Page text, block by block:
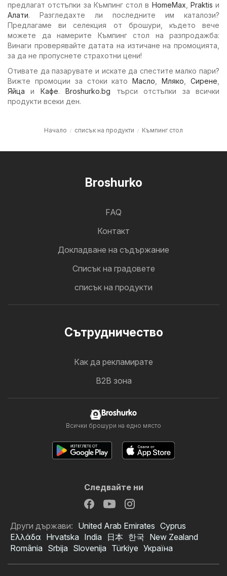
предлагат отстъпки за Къмпинг стол в HomeMax, Praktis и
Алати. Разгледахте ли последните им каталози?
Предлагаме ви селекция от брошури, където вече
можете да намерите Къмпинг стол на разпродажба:
Винаги проверявайте датата на изтичане на промоцията,
за да не пропуснете страхотни цени!
Отивате да пазарувате и искате да спестите малко пари?
Вижте промоции за стоки като
Масло, Мляко,Сирене,
Яйца и Кафе. Broshurko.bg търси отстъпки за всички
продукти всеки ден.
Начало списък на продукти Къмпинг стол
Broshurko
FAQ
Контакт
Докладване на съдържание
Cписък на градовете
списък на продукти
Cътрудничество
Как да рекламирате
B2B зона
Broshurko
Всички брошури на едно място
Следвайте ни
Други държави: United Arab Emirates Cyprus
Ελλάδα Hrvatska India 日本 한국 New Zealand
România Srbija Slovenija Türkiye Україна